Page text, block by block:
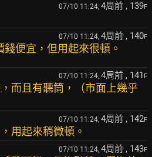
07/10 11:24, 4周前 , 139F
07/10 11:24, 4周前 , 140F
便宜，但用起來很頓。
07/10 11:24, 4周前 , 141 F
而且有聽筒，（市面上幾乎
07/10 11:24, 4周前 , 142F
用起來稍微頓。
07/10 11:24, 4周前 , 143F